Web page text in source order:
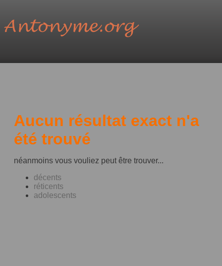
Aucun résultat exact n'a
été trouvé
néanmoins vous vouliez peut être trouver...
décents
réticents
adolescents